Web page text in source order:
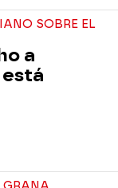
SOBRE EL
a
está